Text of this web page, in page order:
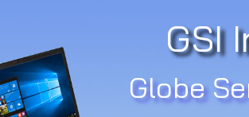
GSI
Globe